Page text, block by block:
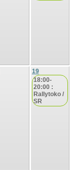
19
18:00-
20:00 :
Rallytoko /
SR